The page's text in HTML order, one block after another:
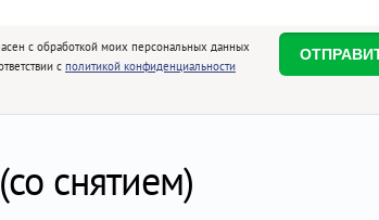
с обработкой моих персональных данных
с политикой конфиденциальности
снятием)